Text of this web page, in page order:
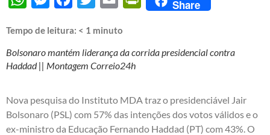
Share
Tempo de leitura: < 1 minuto
Bolsonaro mantém liderança da corrida presidencial contra
Haddad || Montagem Correio24h
Nova pesquisa do Instituto MDA traz o presidenciável Jair
Bolsonaro (PSL) com 57% das intenções dos votos válidos e o
ex-ministro da Educação Fernando Haddad (PT) com 43%. O